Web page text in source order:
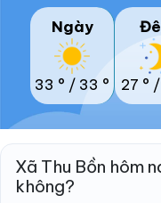
Ngày
33 ° / 33 ° 27 ° /
Xã Thu Bồn hôm
không?